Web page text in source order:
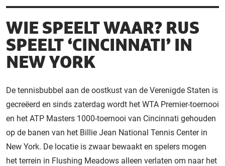
WIE SPEELT WAAR? RUS
SPEELT ‘CINCINNATI’ IN
NEW YORK
De tennisbubbel aan de oostkust van de Verenigde Staten is
gecreëerd en sinds zaterdag wordt het WTA Premier-toernooi
en het ATP Masters 1000-toernooi van Cincinnati gehouden
op de banen van het Billie Jean National Tennis Center in
New York. De locatie is zwaar bewaakt en spelers mogen
het terrein in Flushing Meadows alleen verlaten om naar het